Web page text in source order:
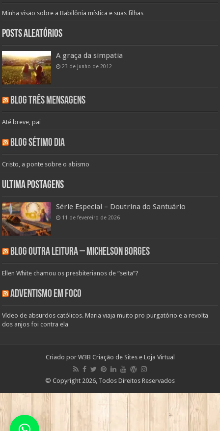
Minha visão sobre a Babilônia mística e suas filhas
Posts aleatórios
A graça da simpatia
23 de junho de 2012
Blog Três Mensagens
Até breve, pai
Blog Sétimo Dia
Cristo, a ponte sobre o abismo
Ultima Postagens
Série Especial – Doutrina do Santuário
11 de fevereiro de 2026
Blog Outra Leitura – Michelson Borges
Ellen White chamou os presbiterianos de “seita”?
Adventismo em Foco
Vídeo de absurdos católicos. Maria viaja muito pro purgatório e a revolta
dos anjos foi contra ela
Criado por W3B Criação de Sites e Loja Virtual
© Copyright 2026, Todos Direitos Reservados